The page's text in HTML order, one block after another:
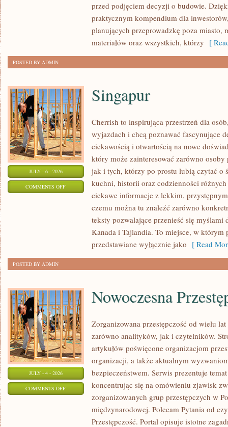
przed podjęciem decyzji o budowie.
praktycznym kompendium dla
planujących przeprowadzkę poza miasto,
materiałów oraz wszystkich, którzy [
POSTED BY ADMIN
JULY - 6 - 2026
COMMENTS OFFON
Singapur
Cherrish to inspirująca przestrzeń dla
wyjazdach i chcą poznawać fascynujące
ciekawością i otwartością na nowe
który może zainteresować zarówno
jak i tych, którzy po prostu lubią czytać o
kuchni, historii oraz codzienności
ciekawe informacje z lekkim,
czemu można tu znaleźć zarówno
teksty pozwalające przenieść się myślami
Kanada i Tajlandia. To miejsce, w którym
przedstawiane wyłącznie jako [ Read
POSTED BY ADMIN
JULY - 4 - 2026
COMMENTS OFFON
NOWOCZESNA
PRZESTĘPCZOŚĆ
Nowoczesna
Zorganizowana przestępczość od wielu
zarówno analityków, jak i czytelników.
artykułów poświęcone organizacjom
organizacji, a także aktualnym
bezpieczeństwem. Serwis prezentuje
koncentrując się na omówieniu zjawisk
zorganizowanych grup przestępczych w
międzynarodowej. Polecam Pytania od
Przestępczość. Portal opisuje istotne